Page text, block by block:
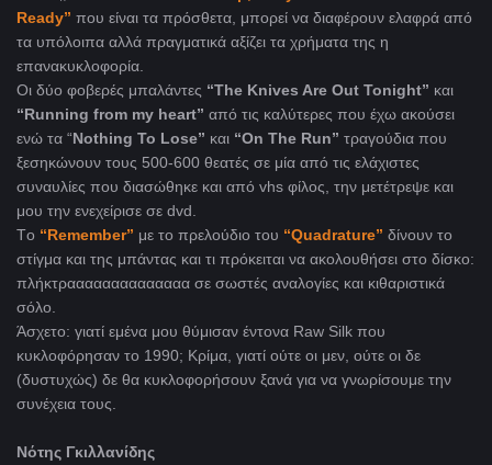
Ready” που είναι τα πρόσθετα, μπορεί να διαφέρουν ελαφρά από
τα υπόλοιπα αλλά πραγματικά αξίζει τα χρήματα της η
επανακυκλοφορία.
Οι δύο φοβερές μπαλάντες “The Knives Are Out Tonight” και
“Running from my heart” από τις καλύτερες που έχω ακούσει
ενώ τα “Nothing To Lose” και “On The Run” τραγούδια που
ξεσηκώνουν τους 500-600 θεατές σε μία από τις ελάχιστες
συναυλίες που διασώθηκε και από vhs φίλος, την μετέτρεψε και
μου την ενεχείρισε σε dvd.
Tο “Remember” με το πρελούδιο του “Quadrature” δίνουν το
στίγμα και της μπάντας και τι πρόκειται να ακολουθήσει στο δίσκο:
πλήκτραααααααααααααα σε σωστές αναλογίες και κιθαριστικά
σόλο.
Άσχετο: γιατί εμένα μου θύμισαν έντονα Raw Silk που
κυκλοφόρησαν το 1990; Κρίμα, γιατί ούτε οι μεν, ούτε οι δε
(δυστυχώς) δε θα κυκλοφορήσουν ξανά για να γνωρίσουμε την
συνέχεια τους.
Νότης Γκιλλανίδης